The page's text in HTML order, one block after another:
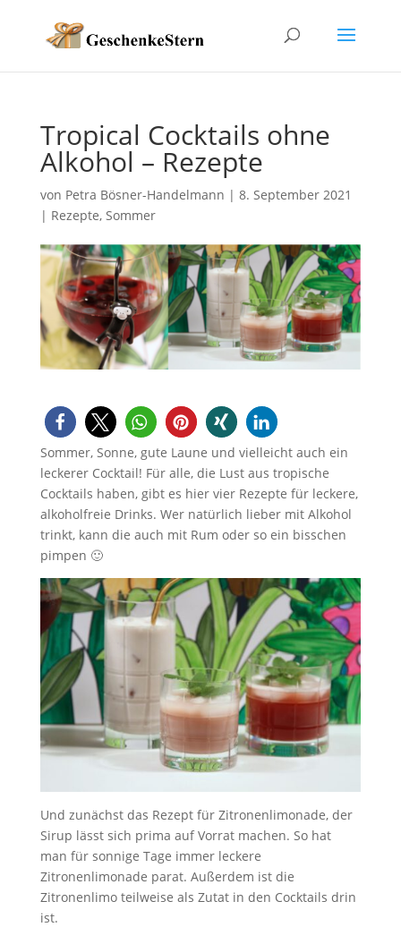
Tropical Cocktails ohne
Alkohol – Rezepte
von Petra Bösner-Handelmann | 8. September 2021
| Rezepte, Sommer
Sommer, Sonne, gute Laune und vielleicht auch ein
leckerer Cocktail! Für alle, die Lust aus tropische
Cocktails haben, gibt es hier vier Rezepte für leckere,
alkoholfreie Drinks. Wer natürlich lieber mit Alkohol
trinkt, kann die auch mit Rum oder so ein bisschen
pimpen 🙂
Und zunächst das Rezept für Zitronenlimonade, der
Sirup lässt sich prima auf Vorrat machen. So hat
man für sonnige Tage immer leckere
Zitronenlimonade parat. Außerdem ist die
Zitronenlimo teilweise als Zutat in den Cocktails drin
ist.